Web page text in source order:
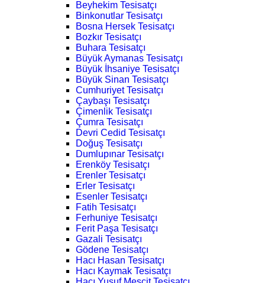
Beyhekim Tesisatçı
Binkonutlar Tesisatçı
Bosna Hersek Tesisatçı
Bozkır Tesisatçı
Buhara Tesisatçı
Büyük Aymanas Tesisatçı
Büyük İhsaniye Tesisatçı
Büyük Sinan Tesisatçı
Cumhuriyet Tesisatçı
Çaybaşı Tesisatçı
Çimenlik Tesisatçı
Çumra Tesisatçı
Devri Cedid Tesisatçı
Doğuş Tesisatçı
Dumlupınar Tesisatçı
Erenköy Tesisatçı
Erenler Tesisatçı
Erler Tesisatçı
Esenler Tesisatçı
Fatih Tesisatçı
Ferhuniye Tesisatçı
Ferit Paşa Tesisatçı
Gazali Tesisatçı
Gödene Tesisatçı
Hacı Hasan Tesisatçı
Hacı Kaymak Tesisatçı